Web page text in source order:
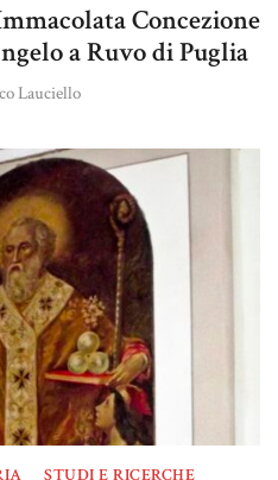
Concezione
a Ruvo di Puglia
Lauciello
STUDI E RICERCHE